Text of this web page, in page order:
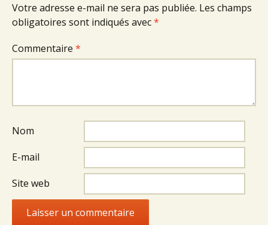
Votre adresse e-mail ne sera pas publiée. Les champs
obligatoires sont indiqués avec*
Commentaire *
Nom
E-mail
Site web